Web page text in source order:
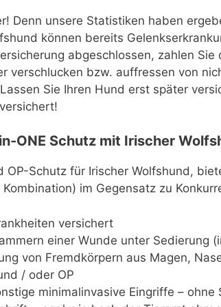
Denn unsere Statistiken haben
können bereits
abgeschlossen, zahlen Sie
verschlucken bzw. auffressen von
Sie Ihren Hund erst später
ONE Schutz mit Irischer
OP-Schutz für Irischer Wolfshund,
im Gegensatz zu
versichert
einer Wunde unter Sedierung
von Fremdkörpern aus Magen,
/ oder OP
minimalinvasive Eingriffe – ohne